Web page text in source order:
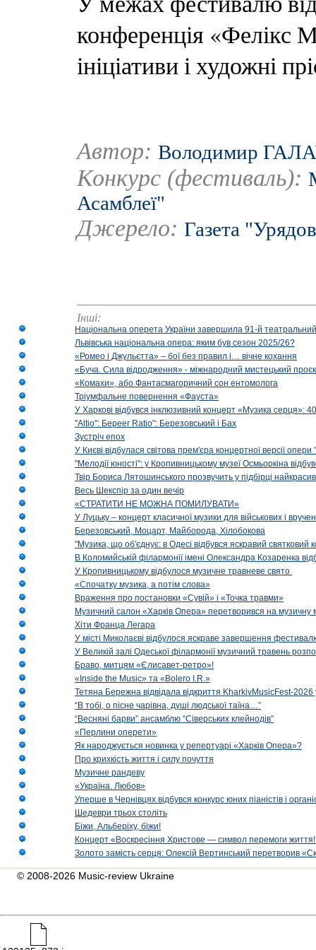
конференція «Фелікс
ініціативи і художні
Автор: Володимир
Конкурс (фестиваль):
Асамблеї"
Джерело: Газета
Інші:
Національна оперета України завершила 91-й
Львівська національна опера: яким був сезон 2025/26?
«Ромео і Джульєтта» – бої без правил і… вічне кохання
«Буча. Сила відродження» - міжнародний мистецький
«Комахи», або Фантасмагоричний сон ентомолога
Тріумфальне повернення «Фауста»
У Харкові відбувся інклюзивний концерт «Музика серця»:
"Altio": Береer Ratio": Березовський і Бах
Зустріч епох
У Києві відбулася світова прем'єра концертної версії
"Мелодії юності": у Кропивницькому музеї Осмьоркіна
Твір Бориса Лятошинського прозвучить у підбірці
Весь Шекспір за один вечір
«СТРАТИТИ НЕ МОЖНА ПОМИЛУВАТИ»
У Луцьку – концерт класичної музики для військових і
Березовський, Моцарт, Майборода, Хілобокова
"Музика, що об'єднує: в Одесі відбувся яскравий
В Коломийській філармонії імені Олександра Козаренка
У Кропивницькому відбулося музичне травневе свято
«Спочатку музика, а потім слова»
Враження про постановки «Сувій» і «Точка травми»
Музичний салон «Харків Опера» перетворився на музичну
Хіти Франца Легара
У місті Миколаєві відбулося яскраве завершення
У Великій залі Одеської філармонії музичний травень
Браво, митцям «Єлисавет-ретро»!
«Inside the Music» та «Bolero I.R.»
Тетяна Бережна відвідала відкриття KharkivMusicFest-2026
“В тобі, о пісне чарівна, душі людської таїна…”
“Весняні барви” ансамблю “Сіверських клейнодів”
«Перлини оперети»
Як народжується новинка у репертуарі «Харків Опера»?
Про крихкість життя і силу почуття
Музичне рандеву
«Україна. Любов»
Уперше в Чернівцях відбувся конкурс юних піаністів і
Шедеври трьох століть
Біжи, Альберіху, біжи!
Концерт «Воскресіння Христове — символ перемоги
Золото замість серця: Олексій Вертинський перетворив
© 2008-2026 Music-review Ukraine